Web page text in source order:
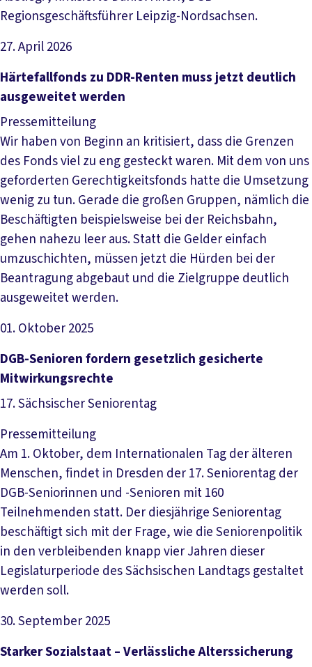
Regionsgeschäftsführer Leipzig-Nordsachsen.
27. April 2026
Artikel lesen
Härtefallfonds zu DDR-Renten muss jetzt deutlich
ausgeweitet werden
Pressemitteilung
Wir haben von Beginn an kritisiert, dass die Grenzen
des Fonds viel zu eng gesteckt waren. Mit dem von uns
geforderten Gerechtigkeitsfonds hatte die Umsetzung
wenig zu tun. Gerade die großen Gruppen, nämlich die
Beschäftigten beispielsweise bei der Reichsbahn,
gehen nahezu leer aus. Statt die Gelder einfach
umzuschichten, müssen jetzt die Hürden bei der
Beantragung abgebaut und die Zielgruppe deutlich
ausgeweitet werden.
01. Oktober 2025
Artikel lesen
DGB-Senioren fordern gesetzlich gesicherte
Mitwirkungsrechte
17. Sächsischer Seniorentag
Pressemitteilung
Am 1. Oktober, dem Internationalen Tag der älteren
Menschen, findet in Dresden der 17. Seniorentag der
DGB-Seniorinnen und -Senioren mit 160
Teilnehmenden statt. Der diesjährige Seniorentag
beschäftigt sich mit der Frage, wie die Seniorenpolitik
in den verbleibenden knapp vier Jahren dieser
Legislaturperiode des Sächsischen Landtags gestaltet
werden soll.
30. September 2025
Artikel lesen
Starker Sozialstaat – Verlässliche Alterssicherung